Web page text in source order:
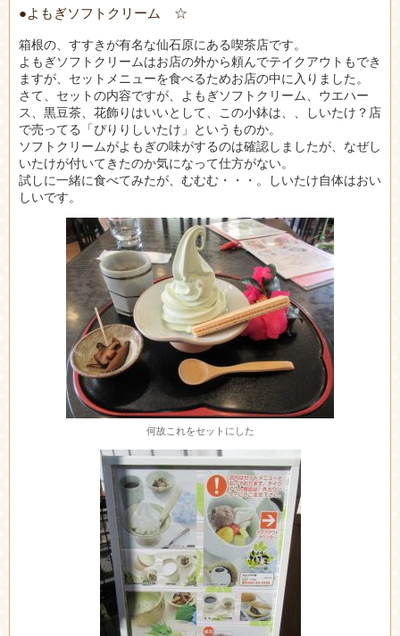
●よもぎソフトクリーム ☆
箱根の、すすきが有名な仙石原にある喫茶店です。
よもぎソフトクリームはお店の外から頼んでテイクアウトもでき
ますが、セットメニューを食べるためお店の中に入りました。
さて、セットの内容ですが、よもぎソフトクリーム、ウエハー
ス、黒豆茶、花飾りはいいとして、この小鉢は、、しいたけ？店
で売ってる「ぴりりしいたけ」というものか。
ソフトクリームがよもぎの味がするのは確認しましたが、なぜし
いたけが付いてきたのか気になって仕方がない。
試しに一緒に食べてみたが、むむむ・・・。しいたけ自体はおい
しいです。
何故これをセットにした